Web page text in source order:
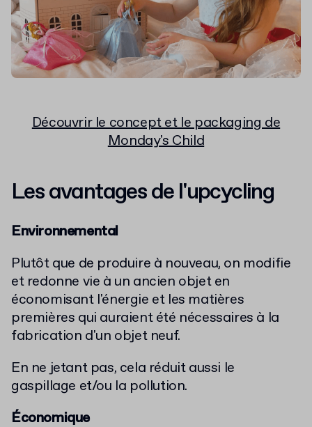
Découvrir le concept et le packaging de
Monday's Child
Les avantages de l'upcycling
Environnemental
Plutôt que de produire à nouveau, on modifie
et redonne vie à un ancien objet en
économisant l'énergie et les matières
premières qui auraient été nécessaires à la
fabrication d'un objet neuf.
En ne jetant pas, cela réduit aussi le
gaspillage et/ou la pollution.
Économique